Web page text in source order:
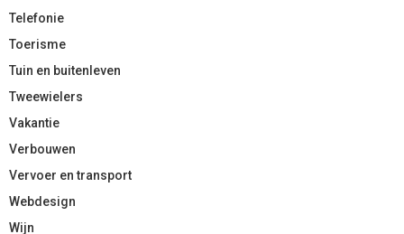
Telefonie
Toerisme
Tuin en buitenleven
Tweewielers
Vakantie
Verbouwen
Vervoer en transport
Webdesign
Wijn